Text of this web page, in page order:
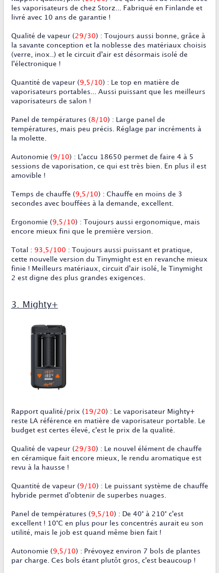
les vaporisateurs de chez Storz... Fabriqué en Finlande et
livré avec 10 ans de garantie !
Qualité de vapeur(29/30) : Toujours aussi bonne, grâce à
la savante conception et la noblesse des matériaux choisis
(verre, inox..) et le circuit d'air est désormais isolé de
l'électronique !
Quantité de vapeur(9,5/10) : Le top en matière de
vaporisateurs portables... Aussi puissant que les meilleurs
vaporisateurs de salon !
Panel de températures (8/10) : Large panel de
températures, mais peu précis. Réglage par incréments à
la molette.
Autonomie (9/10) : L'accu 18650 permet de faire 4 à 5
sessions de vaporisation, ce qui est très bien. En plus il est
amovible !
Temps de chauffe (9,5/10) : Chauffe en moins de 3
secondes avec bouffées à la demande, excellent.
Ergonomie (9,5/10) : Toujours aussi ergonomique, mais
encore mieux fini que le première version.
Total : 93,5/100 : Toujours aussi puissant et pratique,
cette nouvelle version du Tinymight est en revanche mieux
finie ! Meilleurs matériaux, circuit d'air isolé, le Tinymight
2 est digne des plus grandes exigences.
3. Mighty+
Rapport qualité/prix ( 19/20) :
Le vaporisateur Mighty+
reste LA référence en matière de vaporisateur portable. Le
budget est certes élevé, c'est le prix de la qualité.
Qualité de vapeur(29/30) :
Le nouvel élément de chauffe
en céramique fait encore mieux, le rendu aromatique est
revu à la hausse !
Quantité de vapeur (9/10) :
Le puissant système de chauffe
hybride permet d'obtenir de superbes nuages.
Panel de températures (9,5/10) : De 40° à 210° c'est
excellent ! 10°C en plus pour les concentrés aurait eu son
utilité, mais le job est quand même bien fait !
Autonomie (9,5/10) : Prévoyez environ 7 bols de plantes
par charge. Ces bols étant plutôt gros, c'est beaucoup !